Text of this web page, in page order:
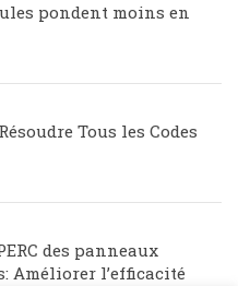
pondent moins en
Tous les Codes
des panneaux
Améliorer l’efficacité